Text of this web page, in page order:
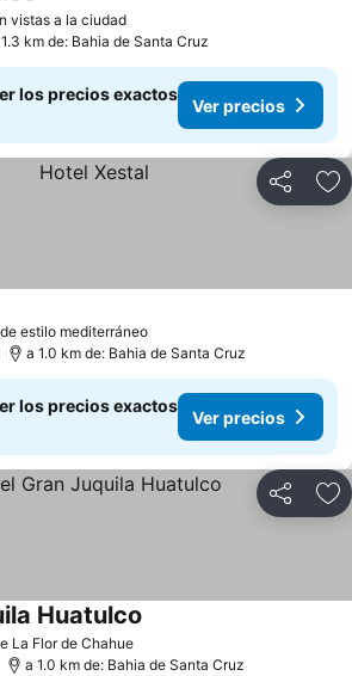
vistas a la ciudadVer precios
km de: Bahia de Santa Cruz
los precios exactos
Ver precios
Compartir
estilo mediterráneoVer precios
a 1.0 km de: Bahia de Santa Cruz
los precios exactos
Ver precios
Compartir
La Flor de ChahueVer precios
Huatulco
a 1.0 km de: Bahia de Santa Cruz